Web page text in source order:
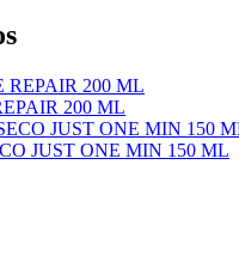
200 ML
JUST ONE MIN 150 ML